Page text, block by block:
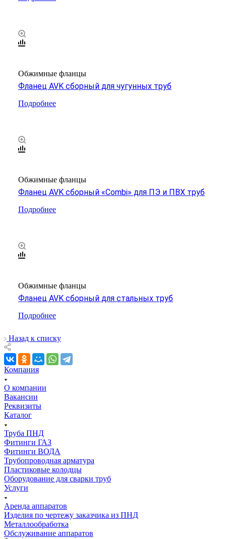
Обжимные фланцы
Фланец AVK сборный для чугунных труб
Подробнее
Обжимные фланцы
Фланец AVK сборный «Combi» для ПЭ и ПВХ труб
Подробнее
Обжимные фланцы
Фланец AVK сборный для стальных труб
Подробнее
Назад к списку
Компания
О компании
Вакансии
Реквизиты
Каталог
Труба ПНД
Фитинги ГАЗ
Фитинги ВОДА
Трубопроводная арматура
Пластиковые колодцы
Оборудование для сварки труб
Услуги
Аренда аппаратов
Изделия по чертежу заказчика из ПНД
Металлообработка
Обслуживание аппаратов